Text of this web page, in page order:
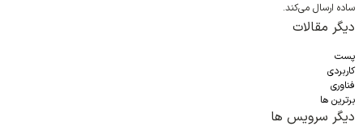
ساده ارسال می‌کند.
دیگر مقالات
پست
کاربردی
فناوری
برترین ها
دیگر سرویس ها